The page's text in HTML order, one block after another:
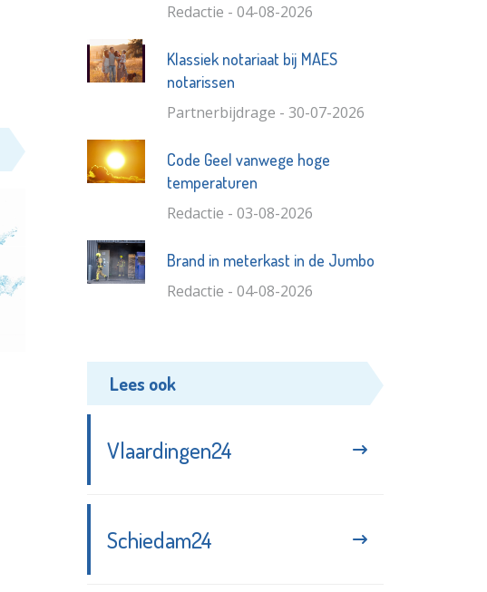
Redactie - 04-08-2026
Klassiek notariaat bij MAES
notarissen
Partnerbijdrage - 30-07-2026
Code Geel vanwege hoge
temperaturen
Redactie - 03-08-2026
Brand in meterkast in de Jumbo
Redactie - 04-08-2026
Lees ook
Vlaardingen24
Schiedam24